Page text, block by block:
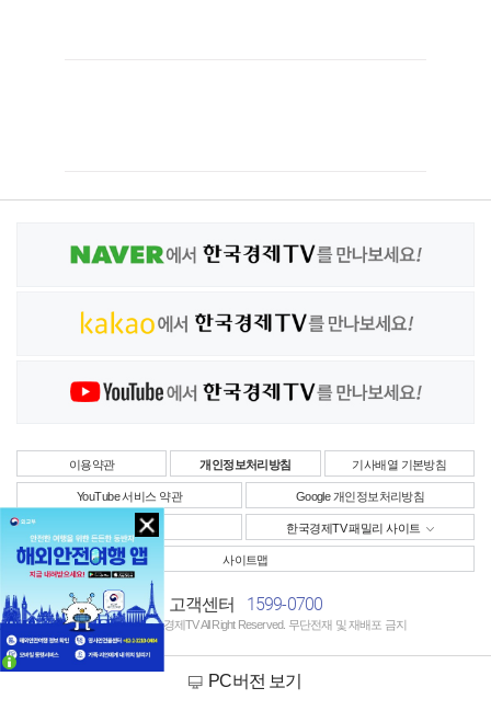
이용약관 개인정보처리방침 기사배열 기본방침
YouTube 서비스 약관 Google 개인정보처리방침
사업자정보 한국경제TV 패밀리 사이트
사이트맵
고객센터 1599-0700
Copyright © 한국경제TV All Right Reserved. 무단전재 및 재배포 금지
PC버전 보기